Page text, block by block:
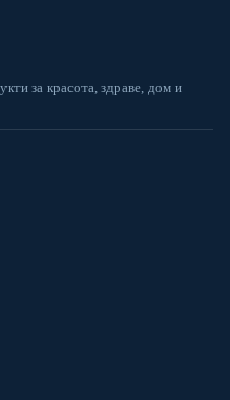
за красота, здраве, дом и